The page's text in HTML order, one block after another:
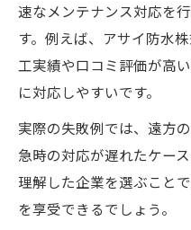
塩ビシート防水
ンス方法
信頼できる塩ビシー
ク
塩ビシート防水
クリスト
塩ビシート防水
ント集
速なメンテナンス対応を
す。例えば、アサイ防水
工実績や口コミ評価が高
に対応しやすいです。
実際の失敗例では、遠方
急時の対応が遅れたケー
理解した企業を選ぶこと
を享受できるでしょう。